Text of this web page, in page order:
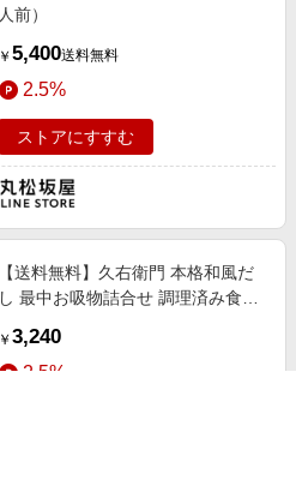
人前）
￥ 5,400送料無料
2.5%
ストアにすすむ
【送料無料】久右衛門 本格和風だ
し 最中お吸物詰合せ 調理済み食品
公式】
￥ 3,240
2.5%